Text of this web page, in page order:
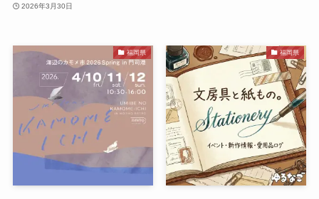
2026年3月30日
福岡県 福岡県